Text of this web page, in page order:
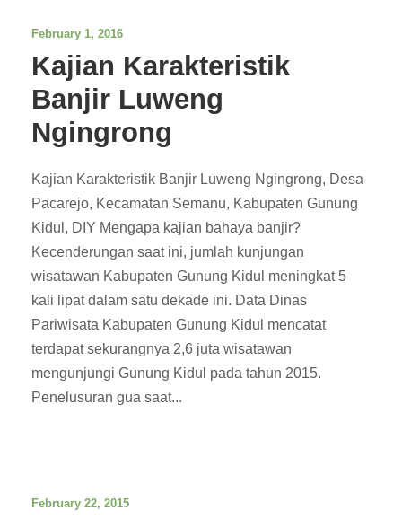
February 1, 2016
Kajian Karakteristik
Banjir Luweng
Ngingrong
Kajian Karakteristik Banjir Luweng Ngingrong, Desa
Pacarejo, Kecamatan Semanu, Kabupaten Gunung
Kidul, DIY Mengapa kajian bahaya banjir?
Kecenderungan saat ini, jumlah kunjungan
wisatawan Kabupaten Gunung Kidul meningkat 5
kali lipat dalam satu dekade ini. Data Dinas
Pariwisata Kabupaten Gunung Kidul mencatat
terdapat sekurangnya 2,6 juta wisatawan
mengunjungi Gunung Kidul pada tahun 2015.
Penelusuran gua saat...
February 22, 2015